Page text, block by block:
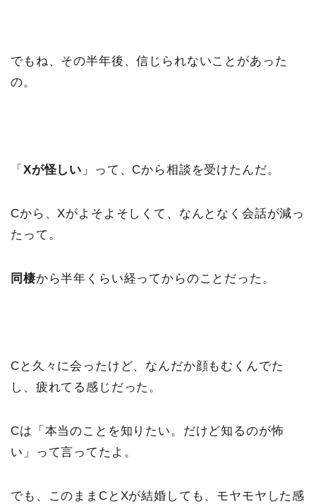
でもね、その半年後、信じられないことがあった
の。
「 Xが怪しい 」って、Cから相談を受けたんだ。
Cから、Xがよそよそしくて、なんとなく会話が減っ
たって。
同棲から半年くらい経ってからのことだった。
Cと久々に会ったけど、なんだか顔もむくんでた
し、疲れてる感じだった。
Cは「本当のことを知りたい。だけど知るのが怖
い」って言ってたよ。
でも、このままCとXが結婚しても、モヤモヤした感